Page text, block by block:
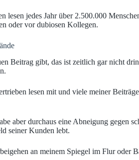
lesen jedes Jahr über 2.500.000
oder vor dubiosen Kollegen.
Beitrag gibt, das ist zeitlich gar nicht
lesen mit und viele meiner
aber durchaus eine Abneigung gegen
seiner Kunden lebt.
an meinem Spiegel im Flur oder